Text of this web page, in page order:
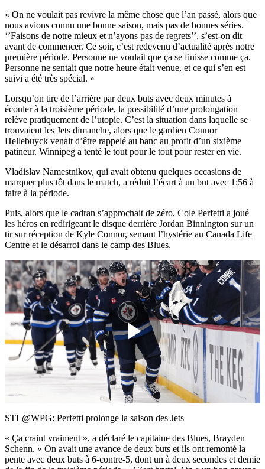
« On ne voulait pas revivre la même chose que l’an passé, alors que
nous avions connu une bonne saison, mais pas de bonnes séries.
‘’Faisons de notre mieux et n’ayons pas de regrets’’, s’est-on dit
avant de commencer. Ce soir, c’est redevenu d’actualité après notre
première période. Personne ne voulait que ça se finisse comme ça.
Personne ne sentait que notre heure était venue, et ce qui s’en est
suivi a été très spécial. »
Lorsqu’on tire de l’arrière par deux buts avec deux minutes à
écouler à la troisième période, la possibilité d’une prolongation
relève pratiquement de l’utopie. C’est la situation dans laquelle se
trouvaient les Jets dimanche, alors que le gardien Connor
Hellebuyck venait d’être rappelé au banc au profit d’un sixième
patineur. Winnipeg a tenté le tout pour le tout pour rester en vie.
Vladislav Namestnikov, qui avait obtenu quelques occasions de
marquer plus tôt dans le match, a réduit l’écart à un but avec 1:56 à
faire à la période.
Puis, alors que le cadran s’approchait de zéro, Cole Perfetti a joué
les héros en redirigeant le disque derrière Jordan Binnington sur un
tir sur réception de Kyle Connor, semant l’hystérie au Canada Life
Centre et le désarroi dans le camp des Blues.
Play
Video
STL@WPG: Perfetti prolonge la saison des Jets
« Ça craint vraiment », a déclaré le capitaine des Blues, Brayden
Schenn. « On avait une avance de deux buts et ils ont remonté la
pente avec deux buts à 6-contre-5, dont un à deux secondes et demie